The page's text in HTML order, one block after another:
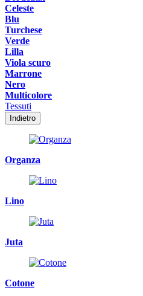
Celeste
Blu
Turchese
Verde
Lilla
Viola scuro
Marrone
Nero
Multicolore
Tessuti
Indietro
Organza
Lino
Juta
Cotone